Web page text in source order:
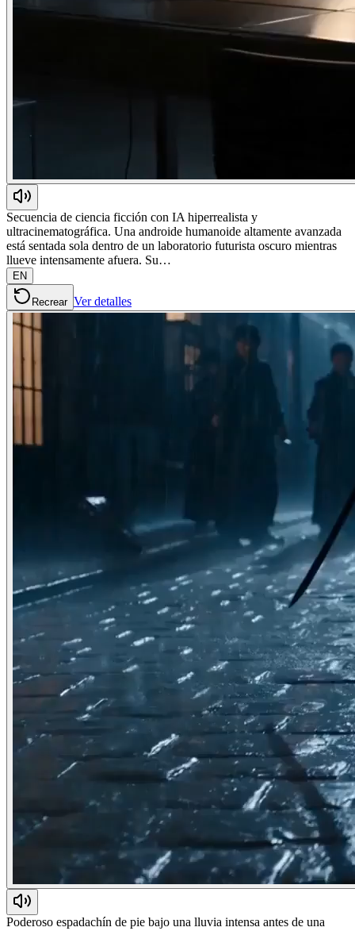
Secuencia de ciencia ficción con IA hiperrealista y
ultracinematográfica. Una androide humanoide altamente avanzada
está sentada sola dentro de un laboratorio futurista oscuro mientras
llueve intensamente afuera. Su…
EN
Recrear Ver detalles
Poderoso espadachín de pie bajo una lluvia intensa antes de una